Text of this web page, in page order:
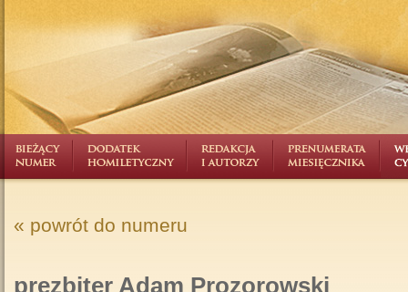
« powrót do numeru
prezbiter Adam Prozorowski